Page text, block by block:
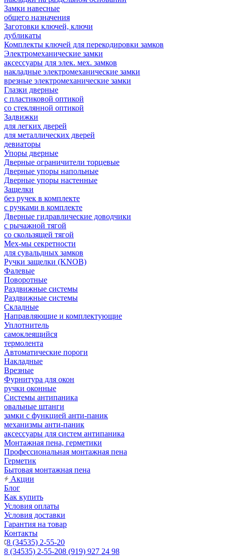
Замки навесные
общего назначения
Заготовки ключей, ключи
дубликаты
Комплекты ключей для перекодировки замков
Электромеханические замки
аксессуары для элек. мех. замков
накладные электромеханические замки
врезные электромеханические замки
Глазки дверные
с пластиковой оптикой
со стеклянной оптикой
Задвижки
для легких дверей
для металлических дверей
девиаторы
Упоры дверные
Дверные ограничители торцевые
Дверные упоры напольные
Дверные упоры настенные
Защелки
без ручек в комплекте
с ручками в комплекте
Дверные гидравлические доводчики
с рычажной тягой
со скользящей тягой
Мех-мы секретности
для сувальдных замков
Ручки защелки (KNOB)
Фалевые
Поворотные
Раздвижные системы
Раздвижные системы
Складные
Направляющие и комплектующие
Уплотнитель
самоклеящийся
термолента
Автоматические пороги
Накладные
Врезные
Фурнитура для окон
ручки оконные
Системы антипаника
овальные штанги
замки с функцией анти-паник
механизмы анти-паник
аксессуары для систем антипаника
Монтажная пена, герметики
Профессиональная монтажная пена
Герметик
Бытовая монтажная пена
Акции
Блог
Как купить
Условия оплаты
Условия доставки
Гарантия на товар
Контакты
8 (34535) 2-55-20
8 (34535) 2-55-208 (919) 927 24 98